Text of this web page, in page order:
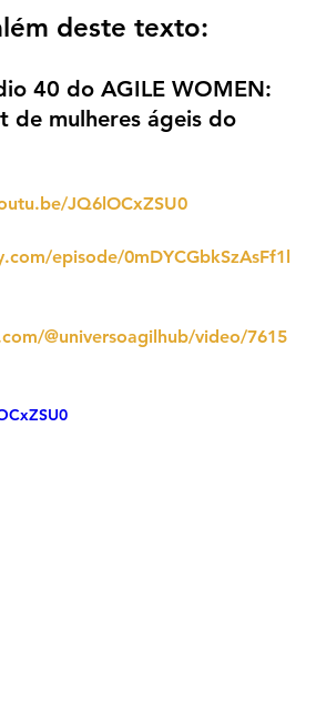
deste texto:
40 do AGILE WOMEN:
de mulheres ágeis do
JQ6lOCxZSU0
episode/0mDYCGbkSzAsFf1l
@universoagilhub/video/7615